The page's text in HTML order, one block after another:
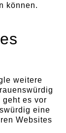
können.
weitere
es vor
eine
Websites